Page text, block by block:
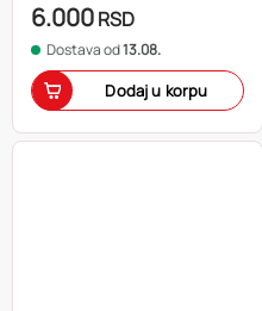
6.000RSD
Dostava od13.08.
Dodaj u korpu